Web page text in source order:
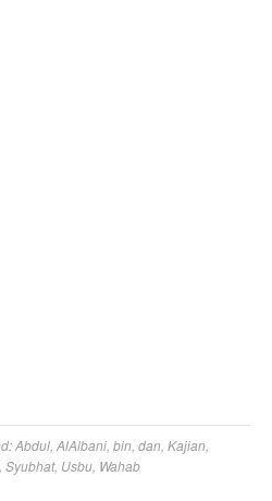
Abdul AlAlbani bin dan Kajian
Syubhat, Usbu Wahab